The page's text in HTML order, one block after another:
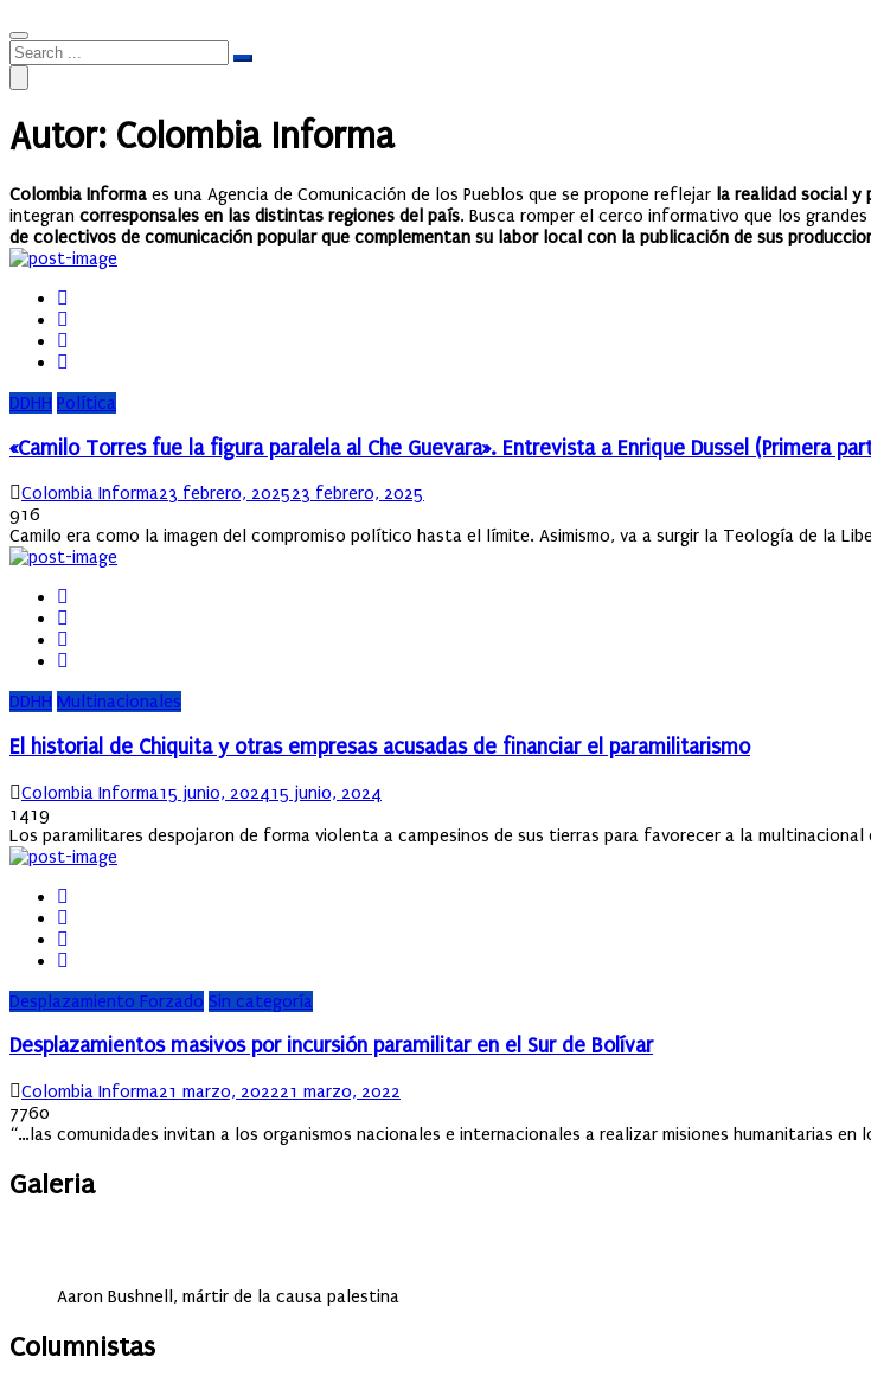
Autor: Colombia Informa
Colombia Informa es una Agencia de Comunicación de los Pueblos que se propone reflejar la realidad social y
integran corresponsales en las distintas regiones del país. Busca romper el cerco informativo que los
de colectivos de comunicación popular que complementan su labor local con la publicación de sus
DDHH Política
«Camilo Torres fue la figura paralela al Che Guevara». Entrevista a Enrique Dussel (Primera
Author
Colombia InformaPosted
23 febrero, 202523 febrero, 2025
916
Camilo era como la imagen del compromiso político hasta el límite. Asimismo, va a surgir la Teología de la
DDHH Multinacionales
El historial de Chiquita y otras empresas acusadas de financiar el paramilitarismo
Author
Colombia InformaPosted
15 junio, 202415 junio, 2024
1419
Los paramilitares despojaron de forma violenta a campesinos de sus tierras para favorecer a la
Desplazamiento Forzado Sin categoría
Desplazamientos masivos por incursión paramilitar en el Sur de Bolívar
Author
Colombia InformaPosted
21 marzo, 202221 marzo, 2022
7760
“…las comunidades invitan a los organismos nacionales e internacionales a realizar misiones humanitarias en
Galeria
Aaron Bushnell, mártir de la causa palestina
Columnistas